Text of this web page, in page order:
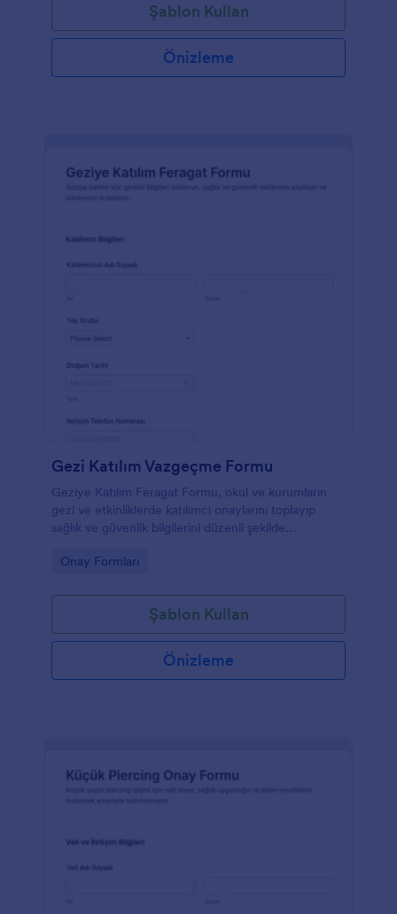
Şablon Kullan
Önizleme
Gezi Katılım Vazgeçme Formu
Geziye Katılım Feragat Formu, okul ve kurumların
gezi ve etkinliklerde katılımcı onaylarını toplayıp
sağlık ve güvenlik bilgilerini düzenli şekilde
şablonudur.
Go to Category:
Onay Formları
Şablon Kullan
Önizleme